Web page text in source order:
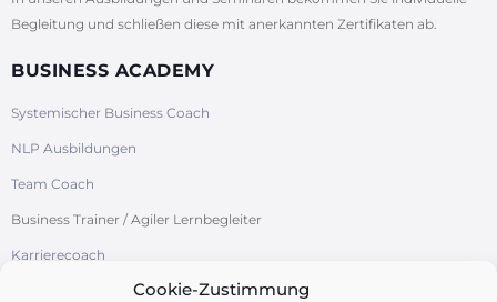
Cookie-Zustimmung
Begleitung und schließen diese mit anerkannten Zertifikaten ab.
BUSINESS ACADEMY
Systemischer Business Coach
NLP Ausbildungen
Team Coach
Business Trainer / Agiler Lernbegleiter
Karrierecoach
Systemische Organisationsentwicklung